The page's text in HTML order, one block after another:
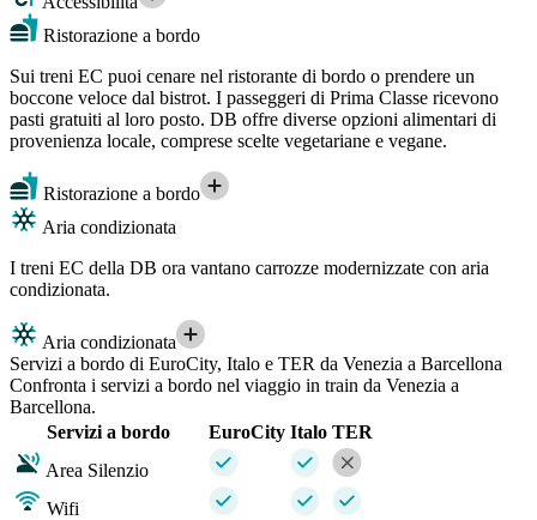
Ristorazione a bordo
Sui treni EC puoi cenare nel ristorante di bordo o prendere un
boccone veloce dal bistrot. I passeggeri di Prima Classe ricevono
pasti gratuiti al loro posto. DB offre diverse opzioni alimentari di
provenienza locale, comprese scelte vegetariane e vegane.
Ristorazione a bordo
Aria condizionata
I treni EC della DB ora vantano carrozze modernizzate con aria
condizionata.
Aria condizionata
Servizi a bordo di EuroCity, Italo e TER da Venezia a Barcellona
Confronta i servizi a bordo nel viaggio in train da Venezia a
Barcellona.
Servizi a bordo
EuroCity Italo TER
Area Silenzio
Wifi